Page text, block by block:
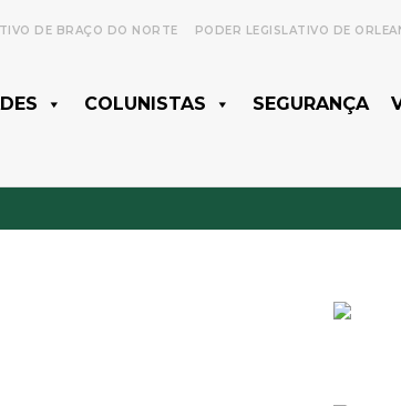
DE BRAÇO DO NORTE PODER LEGISLATIVO DE
COLUNISTAS SEGURANÇA